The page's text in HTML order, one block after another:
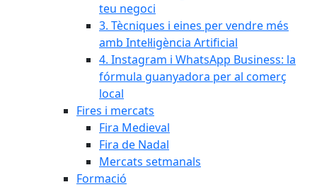
teu negoci
3. Tècniques i eines per vendre més
amb Intel·ligència Artificial
4. Instagram i WhatsApp Business: la
fórmula guanyadora per al comerç
local
Fires i mercats
Fira Medieval
Fira de Nadal
Mercats setmanals
Formació